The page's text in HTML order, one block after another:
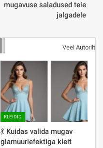
mugavuse saladused teie
jalgadele
Veel Autorilt
KLEIDID
💃 Kuidas valida mugav
glamuuriefektiga kleit